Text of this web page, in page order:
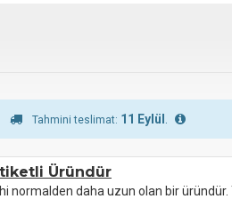
Tahmini teslimat: 11 Eylül
Üründür
normalden daha uzun olan bir üründür.